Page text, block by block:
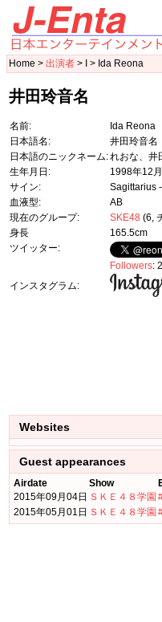
Home > 出演者 > I > Ida Reona
井田玲音名
名前:
Ida Reona
日本語名:
井田玲音名
日本語のニックネーム:れおな、井
生年月日:
1998年12
サイン:
Sagittarius
血液型:
AB
現在のグループ:
SKE48 (6,
身長
165.5cm
ツイッター:
Followers:
インスタグラム:
Websites
Guest appearances
Airdate Show
2015年09月04日 ＳＫＥ４８学園
2015年05月01日 ＳＫＥ４８学園